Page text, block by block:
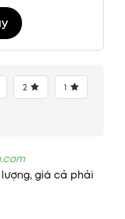
2 1
giá cả phải